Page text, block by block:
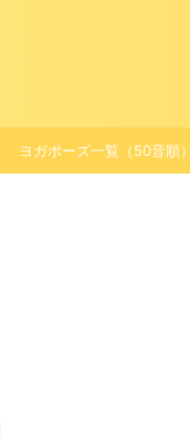
ヨガポーズ一覧（50音順）